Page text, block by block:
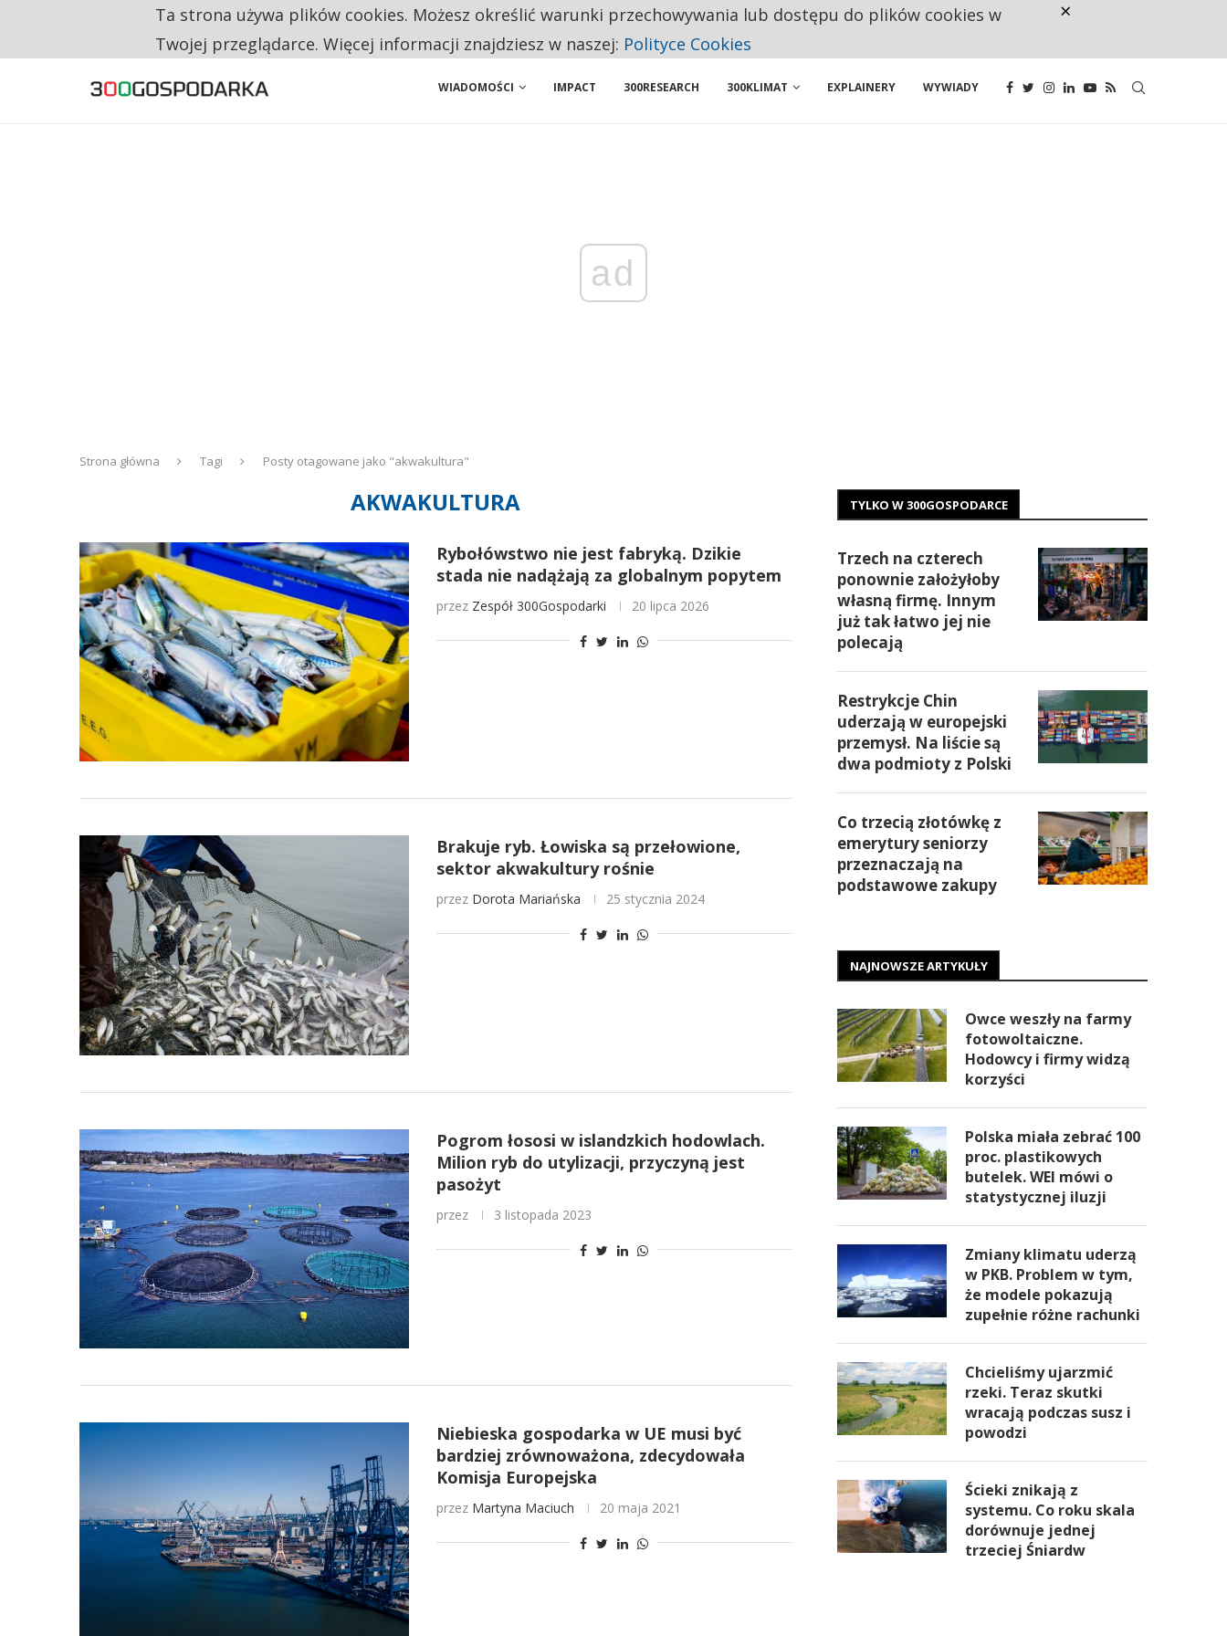
RESTRYKCJE CHIN UDERZAJĄ W EUROPEJSKI PRZEMYSŁ. NA LIŚCIE SĄ DWA PODMIOTY Z POLSKI
WIADOMOŚCI IMPACT 300RESEARCH 300KLIMAT EXPLAINERY WYWIADY
ad
Strona główna Tagi Posty otagowane jako "akwakultura"
AKWAKULTURA
Rybołówstwo nie jest fabryką. Dzikie
stada nie nadążają za globalnym popytem
przez Zespół 300Gospodarki 20 lipca 2026
Brakuje ryb. Łowiska są przełowione,
sektor akwakultury rośnie
przez Dorota Mariańska 25 stycznia 2024
Pogrom łososi w islandzkich hodowlach.
Milion ryb do utylizacji, przyczyną jest
pasożyt
przez 3 listopada 2023
Niebieska gospodarka w UE musi być
bardziej zrównoważona, zdecydowała
Komisja Europejska
przez Martyna Maciuch 20 maja 2021
TYLKO W 300GOSPODARCE
Trzech na czterech
ponownie założyłoby
własną firmę. Innym
już tak łatwo jej nie
polecają
Restrykcje Chin
uderzają w europejski
przemysł. Na liście są
dwa podmioty z Polski
Co trzecią złotówkę z
emerytury seniorzy
przeznaczają na
podstawowe zakupy
NAJNOWSZE ARTYKUŁY
Owce weszły na farmy
fotowoltaiczne.
Hodowcy i firmy widzą
korzyści
Polska miała zebrać 100
proc. plastikowych
butelek. WEI mówi o
statystycznej iluzji
Zmiany klimatu uderzą
w PKB. Problem w tym,
że modele pokazują
zupełnie różne rachunki
Chcieliśmy ujarzmić
rzeki. Teraz skutki
wracają podczas susz i
powodzi
Ścieki znikają z
systemu. Co roku skala
dorównuje jednej
trzeciej Śniardw
Ta strona używa plików cookies. Możesz określić warunki przechowywania lub dostępu do plików cookies w
Twojej przeglądarce. Więcej informacji znajdziesz w naszej: Polityce Cookies
×